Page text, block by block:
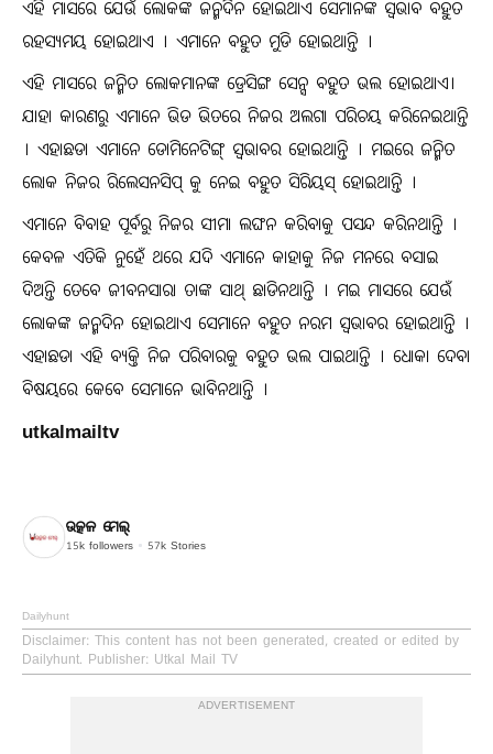
ଏହି ମାସରେ ଯେଉଁ ଲୋକଙ୍କ ଜନ୍ମଦିନ ହୋଇଥାଏ ସେମାନଙ୍କ ସ୍ବଭାବ ବହୁତ
ରହସ୍ୟମୟ ହୋଇଥାଏ । ଏମାନେ ବହୁତ ମୁଡି ହୋଇଥାନ୍ତି ।
ଏହି ମାସରେ ଜନ୍ମିତ ଲୋକମାନଙ୍କ ଡ୍ରେସିଙ୍ଗ ସେନ୍ସ ବହୁତ ଭଲ ହୋଇଥାଏ।
ଯାହା କାରଣରୁ ଏମାନେ ଭିଡ ଭିତରେ ନିଜର ଅଲଗା ପରିଚୟ କରିନେଇଥାନ୍ତି
। ଏହାଛଡା ଏମାନେ ଡୋମିନେଟିଙ୍ଗ୍ ସ୍ବଭାବର ହୋଇଥାନ୍ତି । ମଇରେ ଜନ୍ମିତ
ଲୋକ ନିଜର ରିଲେସନସିପ୍ କୁ ନେଇ ବହୁତ ସିରିୟସ୍ ହୋଇଥାନ୍ତି ।
ଏମାନେ ବିବାହ ପୂର୍ବରୁ ନିଜର ସୀମା ଲଙ୍ଘନ କରିବାକୁ ପସନ୍ଦ କରିନଥାନ୍ତି ।
କେବଳ ଏତିକି ନୁହେଁ ଥରେ ଯଦି ଏମାନେ କାହାକୁ ନିଜ ମନରେ ବସାଇ
ଦିଅନ୍ତି ତେବେ ଜୀବନସାରା ତାଙ୍କ ସାଥ୍ ଛାଡିନଥାନ୍ତି । ମଇ ମାସରେ ଯେଉଁ
ଲୋକଙ୍କ ଜନ୍ମଦିନ ହୋଇଥାଏ ସେମାନେ ବହୁତ ନରମ ସ୍ବଭାବର ହୋଇଥାନ୍ତି ।
ଏହାଛଡା ଏହି ବ୍ୟକ୍ତି ନିଜ ପରିବାରକୁ ବହୁତ ଭଲ ପାଇଥାନ୍ତି । ଧୋକା ଦେବା
ବିଷୟରେ କେବେ ସେମାନେ ଭାବିନଥାନ୍ତି ।
utkalmailtv
ଉତ୍କଳ ମେଲ୍
15k followers 57k Stories
Dailyhunt
Disclaimer: This content has not been generated, created or edited by
Dailyhunt. Publisher: Utkal Mail TV
ADVERTISEMENT